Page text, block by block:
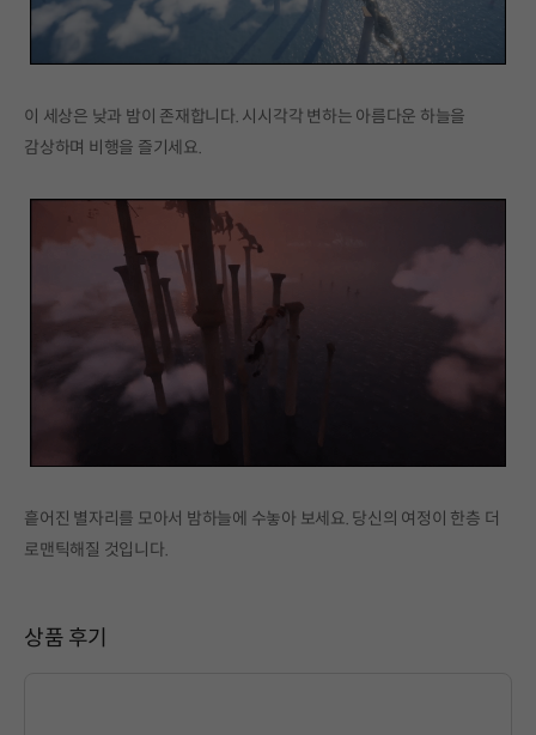
이 세상은 낮과 밤이 존재합니다. 시시각각 변하는 아름다운 하늘을
감상하며 비행을 즐기세요.
흩어진 별자리를 모아서 밤하늘에 수놓아 보세요. 당신의 여정이 한층 더
로맨틱해질 것입니다.
상품 후기